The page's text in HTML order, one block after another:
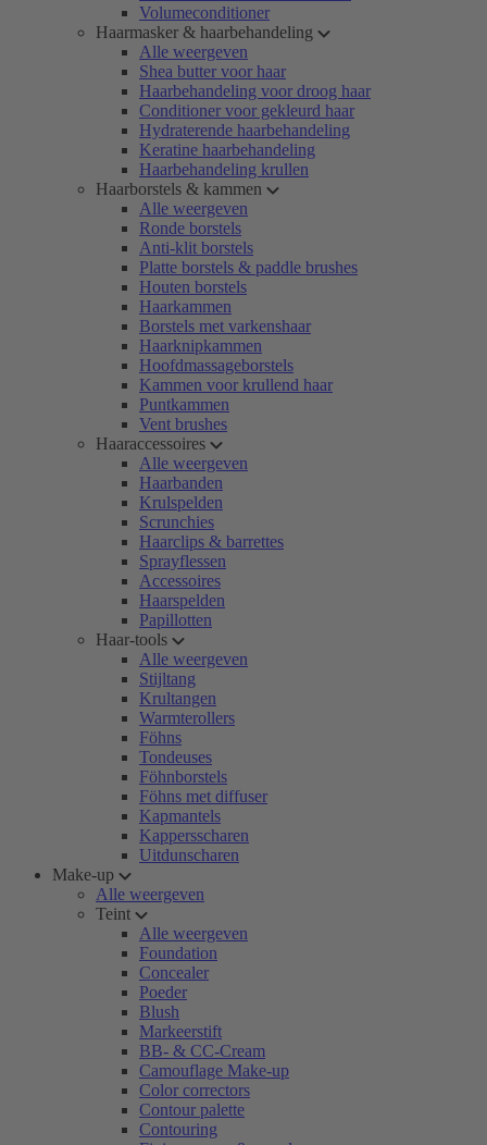
Volumeconditioner
Haarmasker & haarbehandeling
Alle weergeven
Shea butter voor haar
Haarbehandeling voor droog haar
Conditioner voor gekleurd haar
Hydraterende haarbehandeling
Keratine haarbehandeling
Haarbehandeling krullen
Haarborstels & kammen
Alle weergeven
Ronde borstels
Anti-klit borstels
Platte borstels & paddle brushes
Houten borstels
Haarkammen
Borstels met varkenshaar
Haarknipkammen
Hoofdmassageborstels
Kammen voor krullend haar
Puntkammen
Vent brushes
Haaraccessoires
Alle weergeven
Haarbanden
Krulspelden
Scrunchies
Haarclips & barrettes
Sprayflessen
Accessoires
Haarspelden
Papillotten
Haar-tools
Alle weergeven
Stijltang
Krultangen
Warmterollers
Föhns
Tondeuses
Föhnborstels
Föhns met diffuser
Kapmantels
Kappersscharen
Uitdunscharen
Make-up
Alle weergeven
Teint
Alle weergeven
Foundation
Concealer
Poeder
Blush
Markeerstift
BB- & CC-Cream
Camouflage Make-up
Color correctors
Contour palette
Contouring